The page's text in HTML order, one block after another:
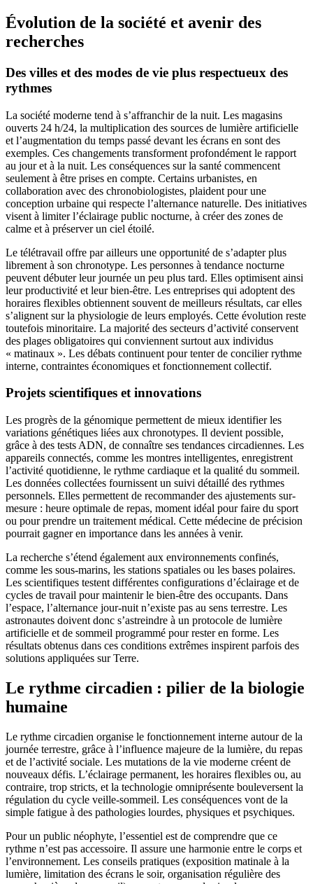
Évolution de la société et avenir des
recherches
Des villes et des modes de vie plus respectueux des
rythmes
La société moderne tend à s’affranchir de la nuit. Les magasins
ouverts 24 h/24, la multiplication des sources de lumière artificielle
et l’augmentation du temps passé devant les écrans en sont des
exemples. Ces changements transforment profondément le rapport
au jour et à la nuit. Les conséquences sur la santé commencent
seulement à être prises en compte. Certains urbanistes, en
collaboration avec des chronobiologistes, plaident pour une
conception urbaine qui respecte l’alternance naturelle. Des initiatives
visent à limiter l’éclairage public nocturne, à créer des zones de
calme et à préserver un ciel étoilé.
Le télétravail offre par ailleurs une opportunité de s’adapter plus
librement à son chronotype. Les personnes à tendance nocturne
peuvent débuter leur journée un peu plus tard. Elles optimisent ainsi
leur productivité et leur bien-être. Les entreprises qui adoptent des
horaires flexibles obtiennent souvent de meilleurs résultats, car elles
s’alignent sur la physiologie de leurs employés. Cette évolution reste
toutefois minoritaire. La majorité des secteurs d’activité conservent
des plages obligatoires qui conviennent surtout aux individus
« matinaux ». Les débats continuent pour tenter de concilier rythme
interne, contraintes économiques et fonctionnement collectif.
Projets scientifiques et innovations
Les progrès de la génomique permettent de mieux identifier les
variations génétiques liées aux chronotypes. Il devient possible,
grâce à des tests ADN, de connaître ses tendances circadiennes. Les
appareils connectés, comme les montres intelligentes, enregistrent
l’activité quotidienne, le rythme cardiaque et la qualité du sommeil.
Les données collectées fournissent un suivi détaillé des rythmes
personnels. Elles permettent de recommander des ajustements sur-
mesure : heure optimale de repas, moment idéal pour faire du sport
ou pour prendre un traitement médical. Cette médecine de précision
pourrait gagner en importance dans les années à venir.
La recherche s’étend également aux environnements confinés,
comme les sous-marins, les stations spatiales ou les bases polaires.
Les scientifiques testent différentes configurations d’éclairage et de
cycles de travail pour maintenir le bien-être des occupants. Dans
l’espace, l’alternance jour-nuit n’existe pas au sens terrestre. Les
astronautes doivent donc s’astreindre à un protocole de lumière
artificielle et de sommeil programmé pour rester en forme. Les
résultats obtenus dans ces conditions extrêmes inspirent parfois des
solutions appliquées sur Terre.
Le rythme circadien : pilier de la biologie
humaine
Le rythme circadien organise le fonctionnement interne autour de la
journée terrestre, grâce à l’influence majeure de la lumière, du repas
et de l’activité sociale. Les mutations de la vie moderne créent de
nouveaux défis. L’éclairage permanent, les horaires flexibles ou, au
contraire, trop stricts, et la technologie omniprésente bouleversent la
régulation du cycle veille-sommeil. Les conséquences vont de la
simple fatigue à des pathologies lourdes, physiques et psychiques.
Pour un public néophyte, l’essentiel est de comprendre que ce
rythme n’est pas accessoire. Il assure une harmonie entre le corps et
l’environnement. Les conseils pratiques (exposition matinale à la
lumière, limitation des écrans le soir, organisation régulière des